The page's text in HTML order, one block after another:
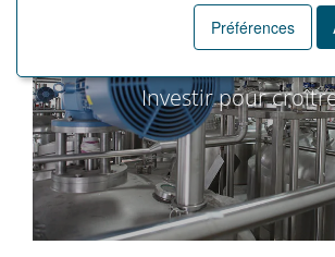
Investir pour
Préférences